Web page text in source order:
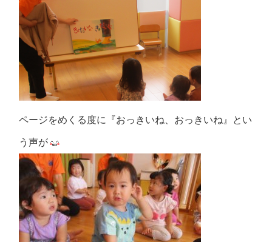
ページをめくる度に『おっきいね、おっきいね』とい
う声が